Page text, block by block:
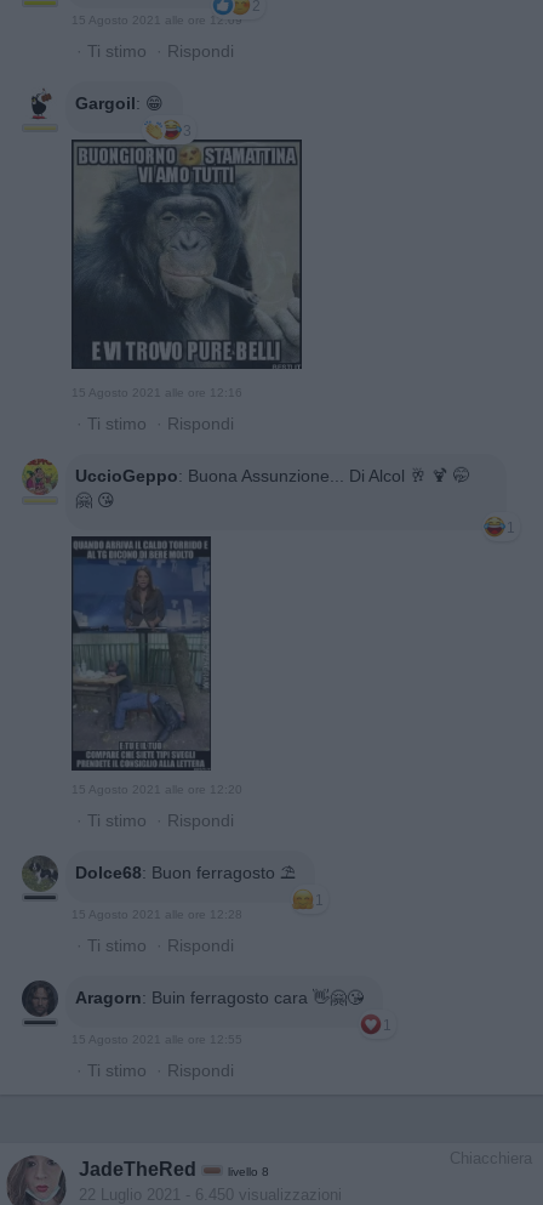
2
15 Agosto 2021 alle ore 12:09
· Ti stimo · Rispondi
Gargoil: 😁
3
15 Agosto 2021 alle ore 12:16
· Ti stimo · Rispondi
UccioGeppo: Buona Assunzione... Di Alcol 🥂 🍹 🤭
🤗 😘
1
15 Agosto 2021 alle ore 12:20
· Ti stimo · Rispondi
Dolce68: Buon ferragosto ⛱
1
15 Agosto 2021 alle ore 12:28
· Ti stimo · Rispondi
Aragorn: Buin ferragosto cara 👋🤗😘
1
15 Agosto 2021 alle ore 12:55
· Ti stimo · Rispondi
Chiacchiera
JadeTheRed livello 8
22 Luglio 2021 - 6.450 visualizzazioni